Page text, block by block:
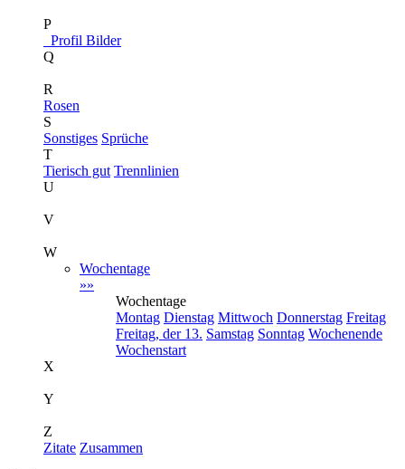
P
Profil Bilder
Q
R
Rosen
S
Sonstiges Sprüche
T
Tierisch gut Trennlinien
U
V
W
Wochentage
»»
Wochentage
Montag Dienstag Mittwoch Donnerstag Freitag
Freitag, der 13. Samstag Sonntag Wochenende
Wochenstart
X
Y
Z
Zitate Zusammen